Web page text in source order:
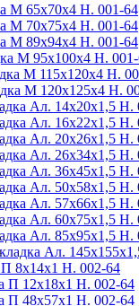
М 65х70х4 Н. 001-64
М 70х75х4 Н. 001-64
М 89х94х4 Н. 001-64
М 95х100х4 Н.
М 115х120х4 Н.
М 120х125х4 Н.
Ал. 14х20х1,5 Н.
Ал. 16х22х1,5 Н.
Ал. 20х26х1,5 Н.
Ал. 26х34х1,5 Н.
Ал. 36х45х1,5 Н.
Ал. 50х58х1,5 Н.
Ал. 57х66х1,5 Н.
Ал. 60х75х1,5 Н.
Ал. 85х95х1,5 Н.
Ал.
8х14х1 Н. 002-64
П 12х18х1 Н. 002-64
П 48х57х1 Н. 002-64